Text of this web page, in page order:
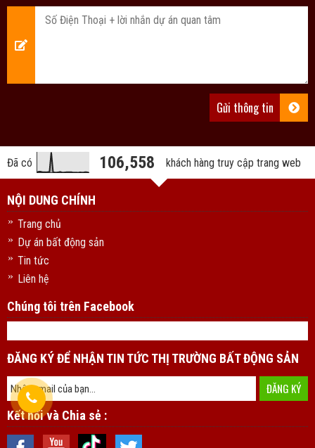
Đã có 106,558 khách hàng truy cập trang web
NỘI DUNG CHÍNH
Trang chủ
Dự án bất động sản
Tin tức
Liên hệ
Chúng tôi trên Facebook
ĐĂNG KÝ ĐỂ NHẬN TIN TỨC THỊ TRƯỜNG BẤT ĐỘNG SẢN
Kết nối và Chia sẻ :